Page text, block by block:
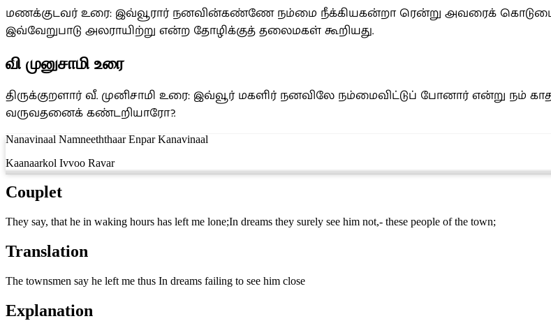
மணக்குடவர் உரை: இவ்வூரார் நனவின்கண்ணே நம்மை நீக்கியகன்றா ரென்று அவரைக்
இவ்வேறுபாடு அலராயிற்று என்ற தோழிக்குத் தலைமகள் கூறியது.
வி முனுசாமி உரை
திருக்குறளார் வீ. முனிசாமி உரை: இவ்வூர் மகளிர் நனவிலே நம்மைவிட்டுப் போனார் என்று நம்
வருவதனைக் கண்டறியாரோ?.
Nanavinaal Namneeththaar Enpar Kanavinaal
Kaanaarkol Ivvoo Ravar
Couplet
They say, that he in waking hours has left me lone;In dreams they surely see him not,- these people of the town;
Translation
The townsmen say he left me thus In dreams failing to see him close
Explanation